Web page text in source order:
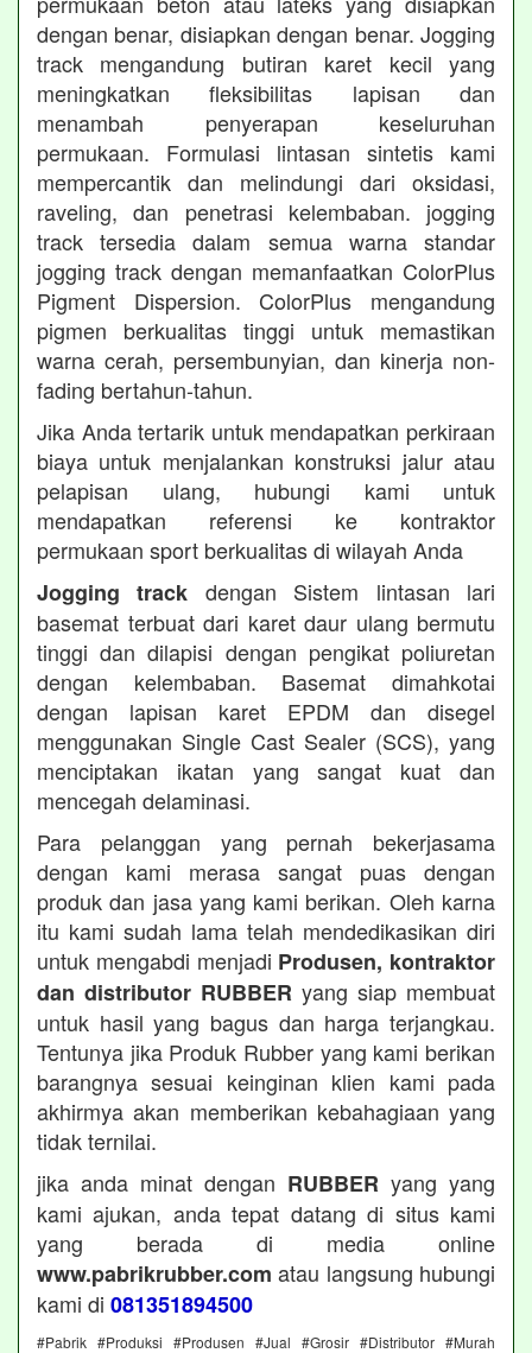
dengan benar, disiapkan dengan benar. Jogging
track mengandung butiran karet kecil yang
meningkatkan fleksibilitas lapisan dan
menambah penyerapan keseluruhan
permukaan. Formulasi lintasan sintetis kami
mempercantik dan melindungi dari oksidasi,
raveling, dan penetrasi kelembaban. jogging
track tersedia dalam semua warna standar
jogging track dengan memanfaatkan ColorPlus
Pigment Dispersion. ColorPlus mengandung
pigmen berkualitas tinggi untuk memastikan
warna cerah, persembunyian, dan kinerja non-
fading bertahun-tahun.
Jika Anda tertarik untuk mendapatkan perkiraan
biaya untuk menjalankan konstruksi jalur atau
pelapisan ulang, hubungi kami untuk
mendapatkan referensi ke kontraktor
permukaan sport berkualitas di wilayah Anda
Jogging track dengan Sistem lintasan lari
basemat terbuat dari karet daur ulang bermutu
tinggi dan dilapisi dengan pengikat poliuretan
dengan kelembaban. Basemat dimahkotai
dengan lapisan karet EPDM dan disegel
menggunakan Single Cast Sealer (SCS), yang
menciptakan ikatan yang sangat kuat dan
mencegah delaminasi.
Para pelanggan yang pernah bekerjasama
dengan kami merasa sangat puas dengan
produk dan jasa yang kami berikan. Oleh karna
itu kami sudah lama telah mendedikasikan diri
untuk mengabdi menjadi Produsen, kontraktor
dan distributor RUBBER yang siap membuat
untuk hasil yang bagus dan harga terjangkau.
Tentunya jika Produk Rubber yang kami berikan
barangnya sesuai keinginan klien kami pada
akhirmya akan memberikan kebahagiaan yang
tidak ternilai.
jika anda minat dengan RUBBER yang yang
kami ajukan, anda tepat datang di situs kami
yang berada di media online
www.pabrikrubber.com atau langsung hubungi
kami di 081351894500
#Pabrik #Produksi #Produsen #Jual #Grosir #Distributor #Murah